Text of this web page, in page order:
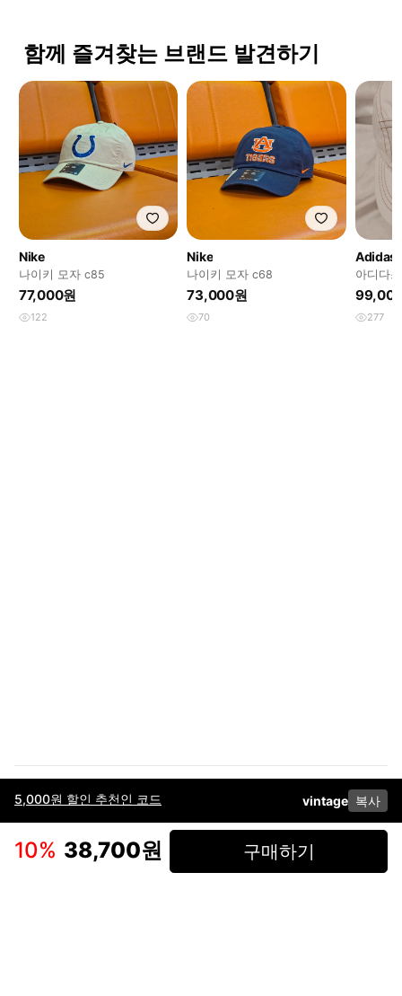
5,000원 할인 추천인 코드 vintage 복사
10% 38,700원 구매하기
함께 즐겨찾는 브랜드 발견하기
Nike
나이키 모자 c85
77,000원
122
Nike
나이키 모자 c68
73,000원
70
Adidas
아디다
277
이용약관고객센터판매개인정보 처리방침사업자 정보다운로드
인스타그램
페이스북